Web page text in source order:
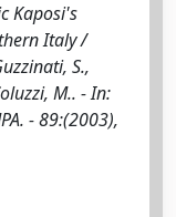
Kaposi's
Italy /
S.,
M.. - In:
- 89:(2003),